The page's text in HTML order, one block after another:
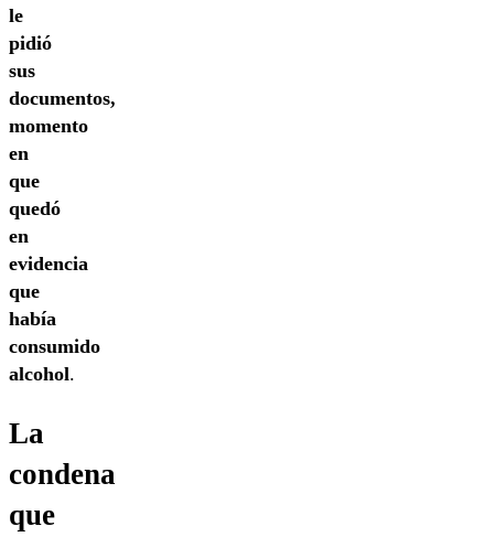
le
pidió
sus
documentos,
momento
en
que
quedó
en
evidencia
que
había
consumido
alcohol.
La
condena
que